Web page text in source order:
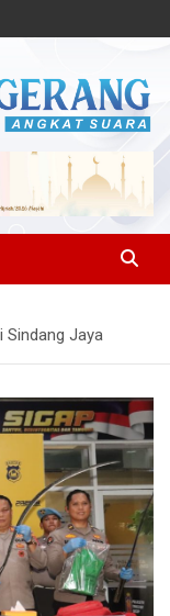
Sindang Jaya